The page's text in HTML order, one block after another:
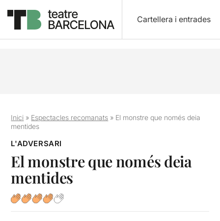
Cartellera i entrades
Inici » Espectacles recomanats » El monstre que només deia
mentides
L'ADVERSARI
El monstre que només deia
mentides